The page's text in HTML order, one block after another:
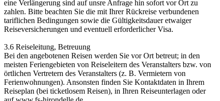
eine Verlängerung sind auf unsre Anfrage hin sofort vor Ort zu
zahlen. Bitte beachten Sie die mit Ihrer Rückreise verbundenen
tariflichen Bedingungen sowie die Gültigkeitsdauer etwaiger
Reiseversicherungen und eventuell erforderlicher Visa.
3.6 Reiseleitung, Betreuung
Bei den angebotenen Reisen werden Sie vor Ort betreut; in den
meisten Feriengebieten von Reiseleitern des Veranstalters bzw. von
örtlichen Vertretern des Veranstalters (z. B. Vermietern von
Ferienwohnungen). Ansonsten finden Sie Kontaktdaten in Ihrem
Reiseplan (bei ticketlosem Reisen), in Ihren Reiseunterlagen oder